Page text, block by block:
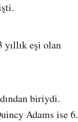
yıllık eşi olan
biriydi.
Adams ise 6.